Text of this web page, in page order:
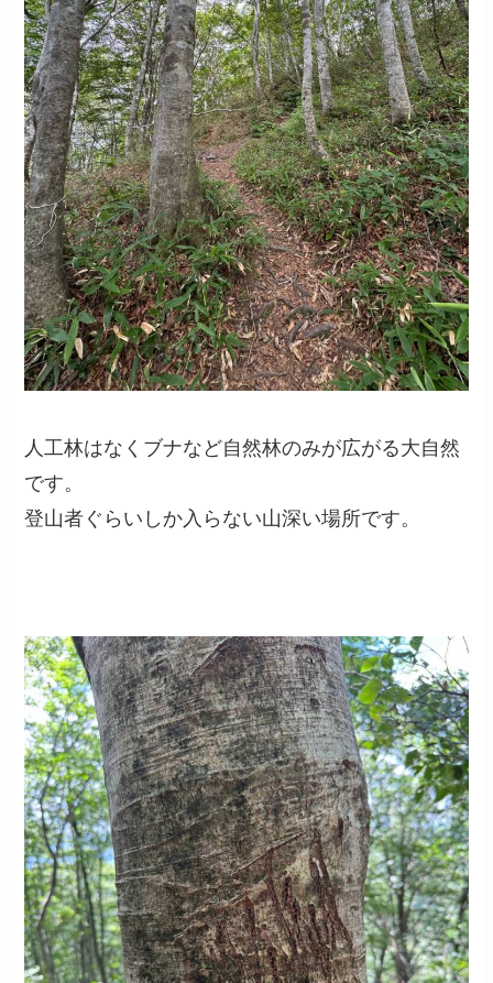
人工林はなくブナなど自然林のみが広がる大自然
です。
登山者ぐらいしか入らない山深い場所です。